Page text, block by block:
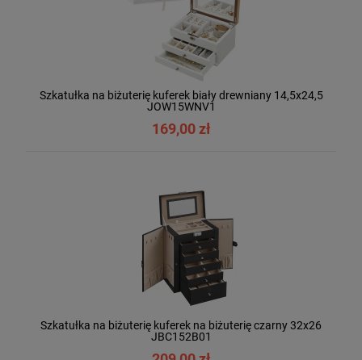
Szkatułka na biżuterię kuferek biały drewniany 14,5x24,5
JOW15WNV1
169,00 zł
Szkatułka na biżuterię kuferek na biżuterię czarny 32x26
JBC152B01